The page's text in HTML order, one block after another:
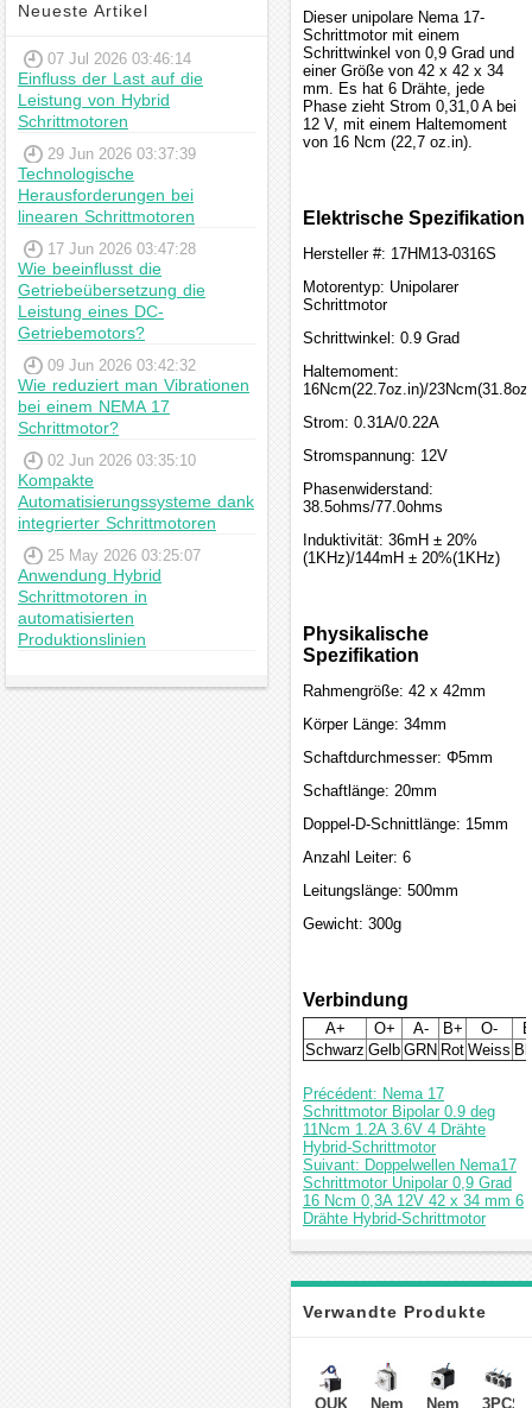
Neueste Artikel
07 Jul 2026 03:46:14
Einfluss der Last auf die
Leistung von Hybrid
Schrittmotoren
29 Jun 2026 03:37:39
Technologische
Herausforderungen bei
linearen Schrittmotoren
17 Jun 2026 03:47:28
Wie beeinflusst die
Getriebeübersetzung die
Leistung eines DC-
Getriebemotors?
09 Jun 2026 03:42:32
Wie reduziert man Vibrationen
bei einem NEMA 17
Schrittmotor?
02 Jun 2026 03:35:10
Kompakte
Automatisierungssysteme dank
integrierter Schrittmotoren
25 May 2026 03:25:07
Anwendung Hybrid
Schrittmotoren in
automatisierten
Produktionslinien
Dieser unipolare Nema 17-
Schrittmotor mit einem
Schrittwinkel von 0,9 Grad und
einer Größe von 42 x 42 x 34
mm. Es hat 6 Drähte, jede
Phase zieht Strom 0,31,0 A bei
12 V, mit einem Haltemoment
von 16 Ncm (22,7 oz.in).
Elektrische Spezifikation
Hersteller #: 17HM13-0316S
Motorentyp: Unipolarer
Schrittmotor
Schrittwinkel: 0.9 Grad
Haltemoment:
16Ncm(22.7oz.in)/
Strom: 0.31A/0.22A
Stromspannung: 12V
Phasenwiderstand:
38.5ohms/77.0ohms
Induktivität: 36mH ± 20%
(1KHz)/144mH ± 20%(1KHz)
Physikalische
Spezifikation
Rahmengröße: 42 x 42mm
Körper Länge: 34mm
Schaftdurchmesser: Φ5mm
Schaftlänge: 20mm
Doppel-D-Schnittlänge: 15mm
Anzahl Leiter: 6
Leitungslänge: 500mm
Gewicht: 300g
Verbindung
A+ O+ A- B+ O-
Schwarz Gelb GRN Rot Weiss
Précédent: Nema 17
Schrittmotor Bipolar 0.9 deg
11Ncm 1.2A 3.6V 4 Drähte
Hybrid-Schrittmotor
Suivant: Doppelwellen Nema17
Schrittmotor Unipolar 0,9 Grad
16 Ncm 0,3A 12V 42 x 34 mm 6
Drähte Hybrid-Schrittmotor
Verwandte Produkte
OUKEDANema
Nema
3PCS